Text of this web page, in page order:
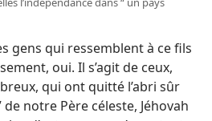
gens qui ressemblent à ce fils
oui. Il s’agit de ceux,
qui ont quitté l’abri sûr
de notre Père céleste, Jéhovah